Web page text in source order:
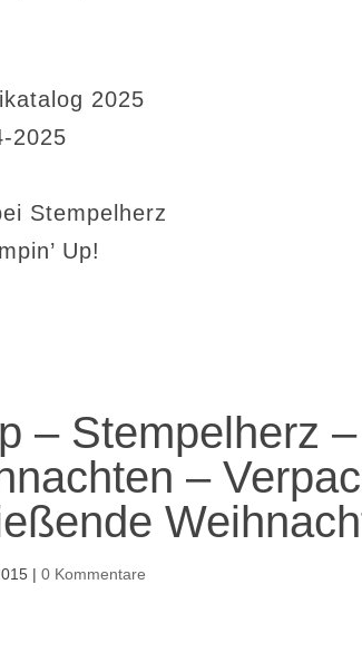
2025
2025
Stempelherz
Up!
– Stempelherz
–
|0 Kommentare